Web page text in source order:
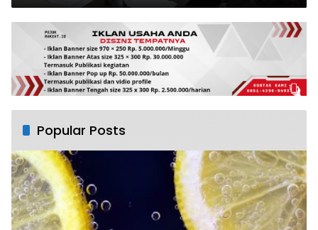
Popular Posts